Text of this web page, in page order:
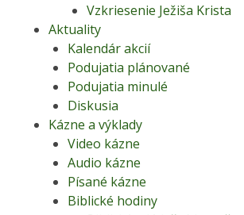
Vzkriesenie Ježiša Krista
Aktuality
Kalendár akcií
Podujatia plánované
Podujatia minulé
Diskusia
Kázne a výklady
Video kázne
Audio kázne
Písané kázne
Biblické hodiny